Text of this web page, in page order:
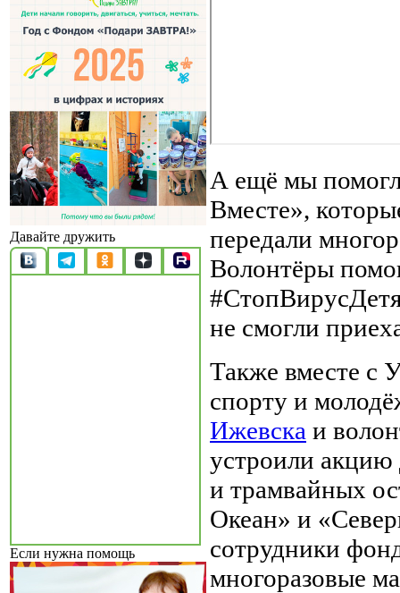
Давайте дружить
Если нужна помощь
А ещё мы
Вместе»,
передали
Волонтёры
не смогли
Также вместе с
спорту и
Ижевска и
устроили акцию
и трамвайных
Океан» и
сотрудники
многоразовые